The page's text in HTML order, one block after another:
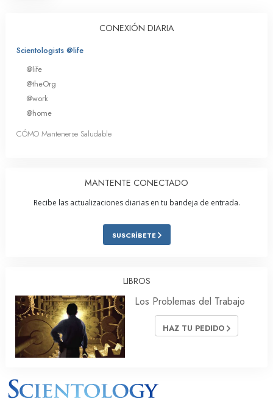
CONEXIÓN DIARIA
Scientologists @life
@life
@theOrg
@work
@home
CÓMO Mantenerse Saludable
MANTENTE CONECTADO
Recibe las actualizaciones diarias en tu bandeja de entrada.
SUSCRÍBETE
LIBROS
Los Problemas del Trabajo
HAZ TU PEDIDO